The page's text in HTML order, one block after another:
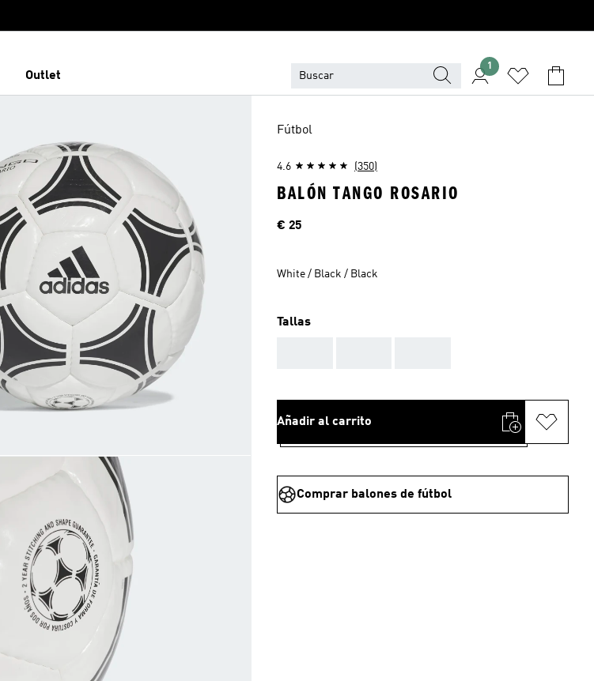
Outlet
1
Fútbol
4.6 (350)
BALÓN TANGO ROSARIO
Precio
€ 25
White / Black / Black
Tallas
Añadir al carrito
Comprar balones de fútbol